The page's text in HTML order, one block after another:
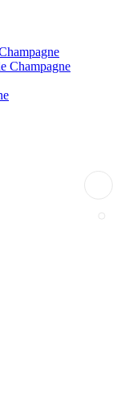
Champagne